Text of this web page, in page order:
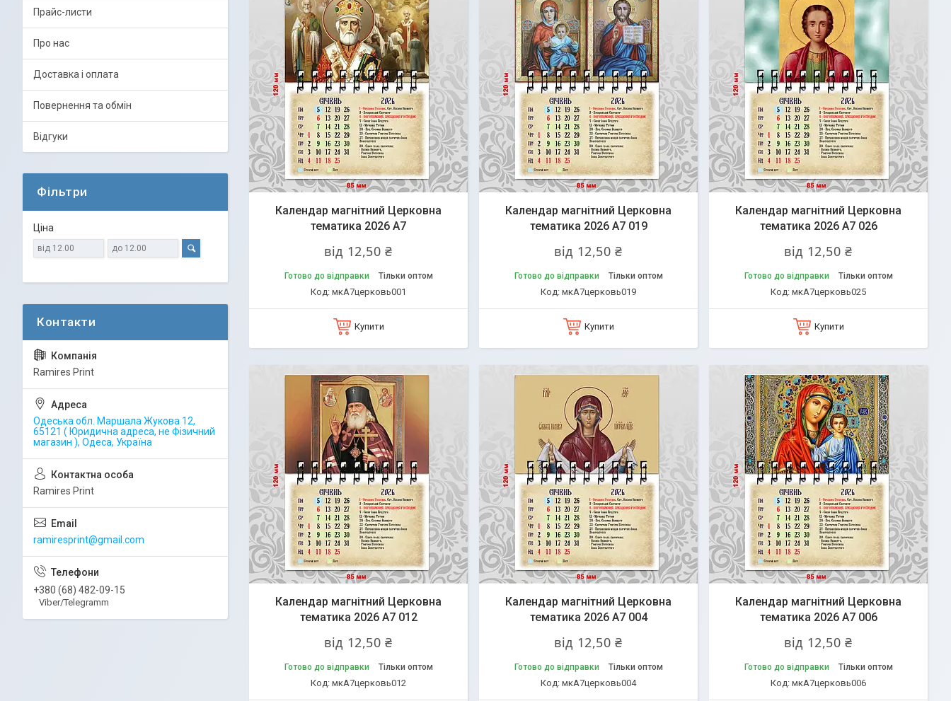
Календар магнітний Церковна
тематика 2026 А7
від 12,50 ₴
Готово до відправки Тільки оптом
мкА7церковь001
Купити
Календар магнітний Церковна
тематика 2026 А7 019
від 12,50 ₴
Готово до відправки Тільки оптом
мкА7церковь019
Купити
Календар магнітний Церковна
тематика 2026 А7 026
від 12,50 ₴
Готово до відправки Тільки оптом
мкА7церковь025
Купити
Календар магнітний Церковна
тематика 2026 А7 012
від 12,50 ₴
Готово до відправки Тільки оптом
мкА7церковь012
Календар магнітний Церковна
тематика 2026 А7 004
від 12,50 ₴
Готово до відправки Тільки оптом
мкА7церковь004
Календар магнітний Церковна
тематика 2026 А7 006
від 12,50 ₴
Готово до відправки Тільки оптом
мкА7церковь006
Прайс-листи
Про нас
Доставка і оплата
Повернення та обмін
Відгуки
Фільтри
Ціна
Ramires Print
Одеська обл. Маршала Жукова 12,
65121 ( Юридична адреса, не Фізичний
магазин ), Одеса, Україна
Ramires Print
ramiresprint@gmail.com
+380 (68) 482-09-15
Viber/Telegramm